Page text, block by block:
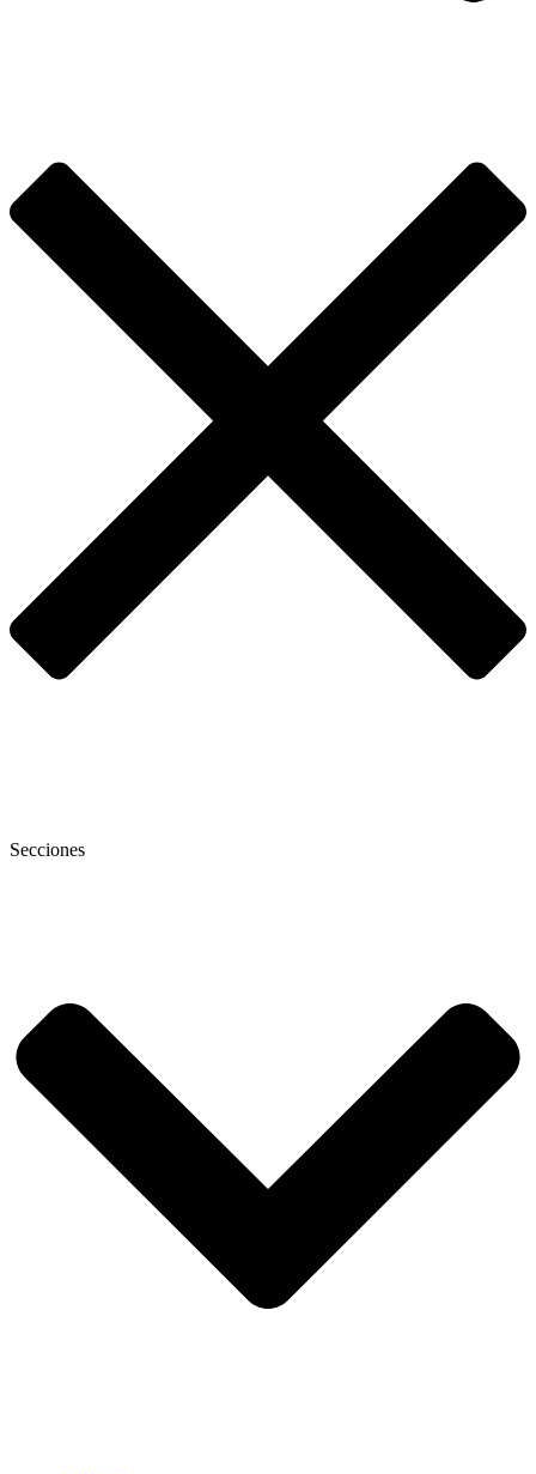
Secciones